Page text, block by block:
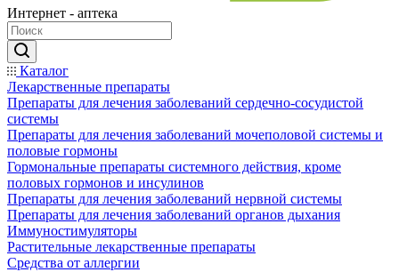
Интернет - аптека
Каталог
Лекарственные препараты
Препараты для лечения заболеваний сердечно-сосудистой
системы
Препараты для лечения заболеваний мочеполовой системы и
половые гормоны
Гормональные препараты системного действия, кроме
половых гормонов и инсулинов
Препараты для лечения заболеваний нервной системы
Препараты для лечения заболеваний органов дыхания
Иммуностимуляторы
Растительные лекарственные препараты
Средства от аллергии